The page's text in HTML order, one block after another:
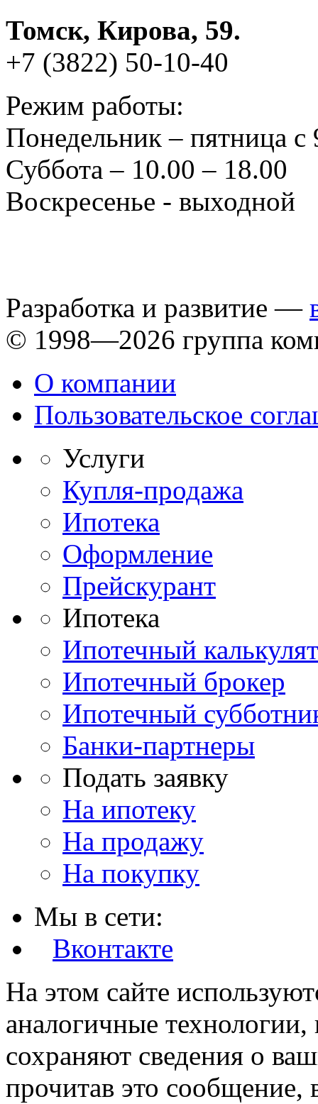
Томск, Кирова, 59.
+7 (3822) 50-10-40
Режим работы:
Понедельник – пятница с
Суббота – 10.00 – 18.00
Воскресенье - выходной
Разработка и развитие —
© 1998—2026 группа
О компании
Пользовательское
Услуги
Купля-продажа
Ипотека
Оформление
Прейскурант
Ипотека
Ипотечный
Ипотечный брокер
Ипотечный
Банки-партнеры
Подать заявку
На ипотеку
На продажу
На покупку
Мы в сети:
Вконтакте
На этом сайте
аналогичные технологии,
сохраняют сведения о
прочитав это сообщение,